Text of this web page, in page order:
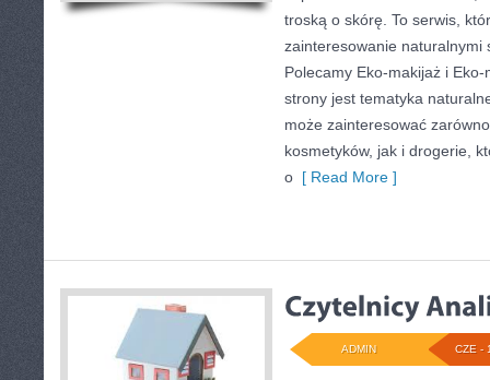
troską o skórę. To serwis,
zainteresowanie naturalnymi
Polecamy Eko-makijaż i
strony jest tematyka
może zainteresować
kosmetyków, jak i drogerie,
o [ Read More ]
CZE -
ADMIN